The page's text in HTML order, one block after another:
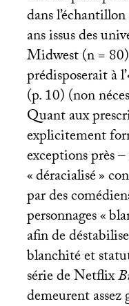
dans
ans issus des
Midwest (n =
prédisposerait à
(p. 10) (non
Quant aux
explicitement
exceptions près
«déracialisé»
par des
personnages «
afin de
blanchité et
série de Netflix
demeurent assez